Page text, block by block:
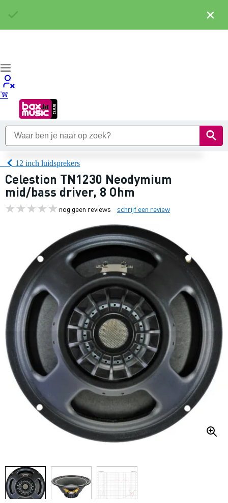
12 inch luidsprekers
Celestion TN1230 Neodymium
mid/bass driver, 8 Ohm
nog geen reviews schrijf een review
×